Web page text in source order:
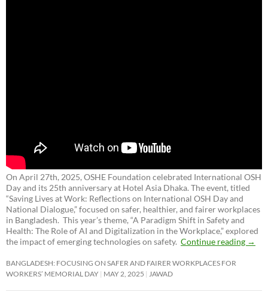
On April 27th, 2025, OSHE Foundation celebrated International OSH
Day and its 25th anniversary at Hotel Asia Dhaka. The event, titled
“Saving Lives at Work: Reflections on International OSH Day and
National Dialogue,”focused on safer, healthier, and fairer workplaces
in Bangladesh. This year’s theme, “A Paradigm Shift in Safety and
Health: The Role of AI and Digitalization in the Workplace,” explored
the impact of emerging technologies on safety. Continue reading →
BANGLADESH: FOCUSING ON SAFER AND FAIRER WORKPLACES FOR
WORKERS’ MEMORIAL DAY MAY 2, 2025 JAWAD